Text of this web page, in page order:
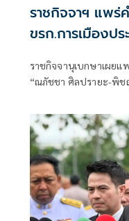
ราชกิจจาฯ แพ
ขรก.การเมืองปร
ราชกิจจานุเบกษาเผยแ
“ณภัชชา ศิลปรายะ-พิช
รัฐมนตรี มีผลตั้งแต่ 27 ก